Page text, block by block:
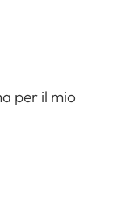
per il mio